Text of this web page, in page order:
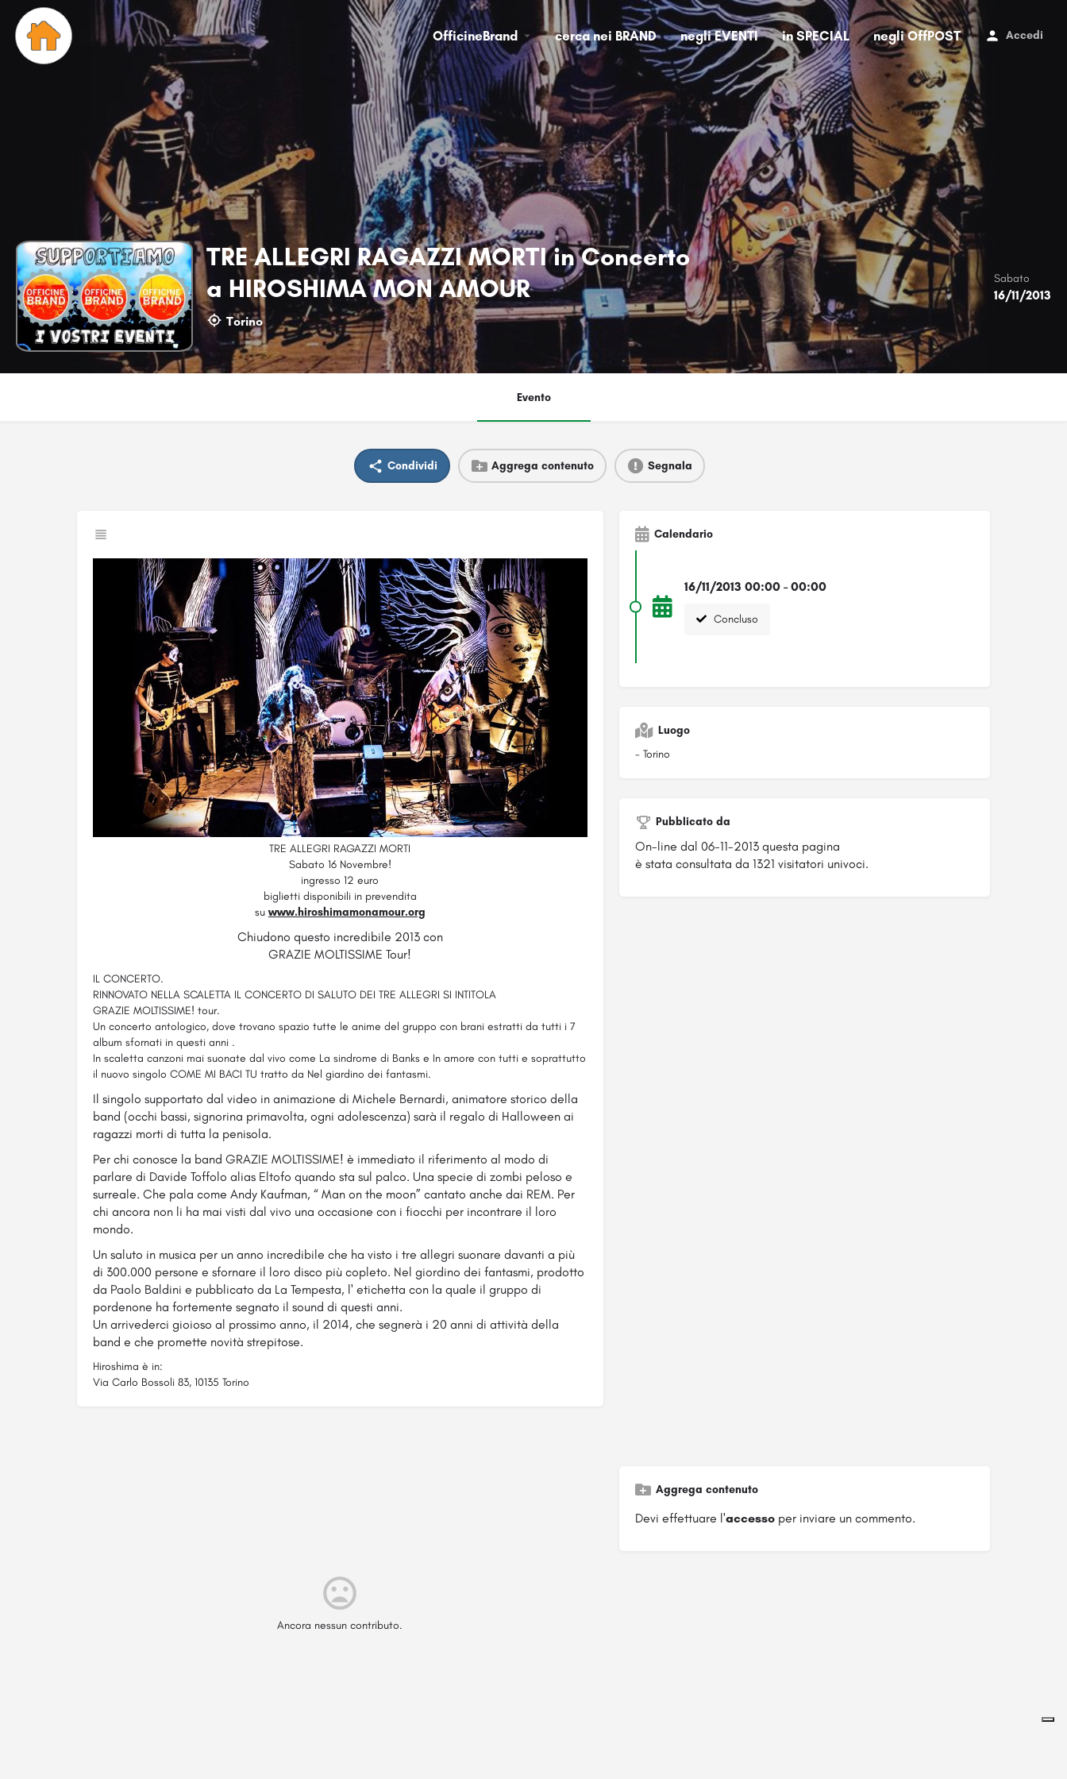
OfficineBrand cerca nei BRAND negli EVENTI in SPECIAL negli OffPOST Accedi
TRE ALLEGRI RAGAZZI MORTI in Concerto
a HIROSHIMA MON AMOUR
Torino
Sabato
16/11/2013
Evento
Condividi Aggrega contenuto Segnala
TRE ALLEGRI RAGAZZI MORTI
Sabato 16 Novembre!
ingresso 12 euro
biglietti disponibili in prevendita
suwww.hiroshimamonamour.org
Chiudono questo incredibile 2013 con
GRAZIE MOLTISSIME Tour!
IL CONCERTO.
RINNOVATO NELLA SCALETTA IL CONCERTO DI SALUTO DEI TRE ALLEGRI SI INTITOLA
GRAZIE MOLTISSIME! tour.
Un concerto antologico, dove trovano spazio tutte le anime del gruppo con brani estratti da tutti i 7
album sfornati in questi anni .
In scaletta canzoni mai suonate dal vivo come La sindrome di Banks e In amore con tutti e soprattutto
il nuovo singolo COME MI BACI TU tratto da Nel giardino dei fantasmi.
Il singolo supportato dal video in animazione di Michele Bernardi, animatore storico della
band (occhi bassi, signorina primavolta, ogni adolescenza) sarà il regalo di Halloween ai
ragazzi morti di tutta la penisola.
Per chi conosce la band GRAZIE MOLTISSIME! è immediato il riferimento al modo di
parlare di Davide Toffolo alias Eltofo quando sta sul palco. Una specie di zombi peloso e
surreale. Che pala come Andy Kaufman, “ Man on the moon” cantato anche dai REM. Per
chi ancora non li ha mai visti dal vivo una occasione con i fiocchi per incontrare il loro
mondo.
Un saluto in musica per un anno incredibile che ha visto i tre allegri suonare davanti a più
di 300.000 persone e sfornare il loro disco più copleto. Nel giordino dei fantasmi, prodotto
da Paolo Baldini e pubblicato da La Tempesta, l' etichetta con la quale il gruppo di
pordenone ha fortemente segnato il sound di questi anni.
Un arrivederci gioioso al prossimo anno, il 2014, che segnerà i 20 anni di attività della
band e che promette novità strepitose.
Hiroshima è in:
Via Carlo Bossoli 83, 10135 Torino
Calendario
16/11/2013 00:00 - 00:00
Concluso
Luogo
- Torino
Pubblicato da
On-line dal 06-11-2013 questa pagina
è stata consultata da 1321 visitatori univoci.
Ancora nessun contributo.
Aggrega contenuto
Devi effettuare l'accessoper inviare un commento.